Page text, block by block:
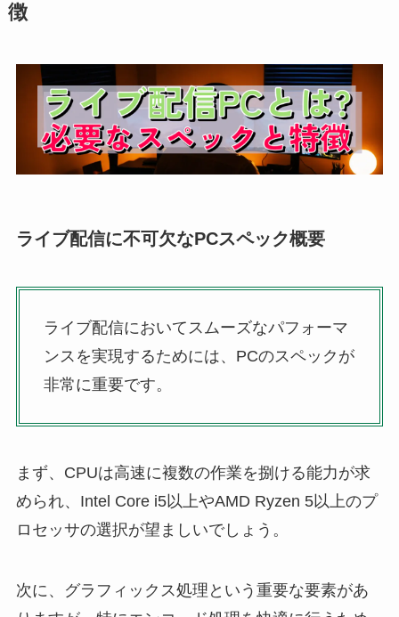
徴
ライブ配信に不可欠なPCスペック概要
ライブ配信においてスムーズなパフォーマ
ンスを実現するためには、PCのスペックが
非常に重要です。
まず、CPUは高速に複数の作業を捌ける能力が求
められ、Intel Core i5以上やAMD Ryzen 5以上のプ
ロセッサの選択が望ましいでしょう。
次に、グラフィックス処理という重要な要素があ